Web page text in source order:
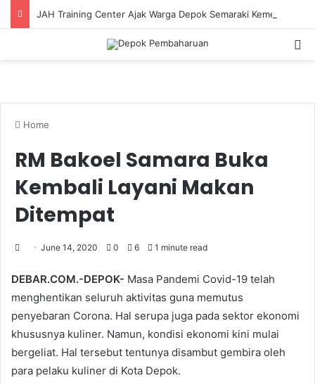
Home
RM Bakoel Samara Buka
Kembali Layani Makan
Ditempat
June 14, 2020 0 6 1 minute read
DEBAR.COM.-DEPOK- Masa Pandemi Covid-19 telah
menghentikan seluruh aktivitas guna memutus
penyebaran Corona. Hal serupa juga pada sektor ekonomi
khususnya kuliner. Namun, kondisi ekonomi kini mulai
bergeliat. Hal tersebut tentunya disambut gembira oleh
para pelaku kuliner di Kota Depok.